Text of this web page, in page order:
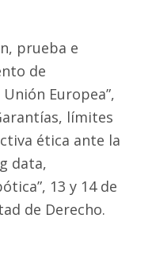
prueba e
de
Europea”,
límites
ética ante la
data,
13 y 14 de
de Derecho.